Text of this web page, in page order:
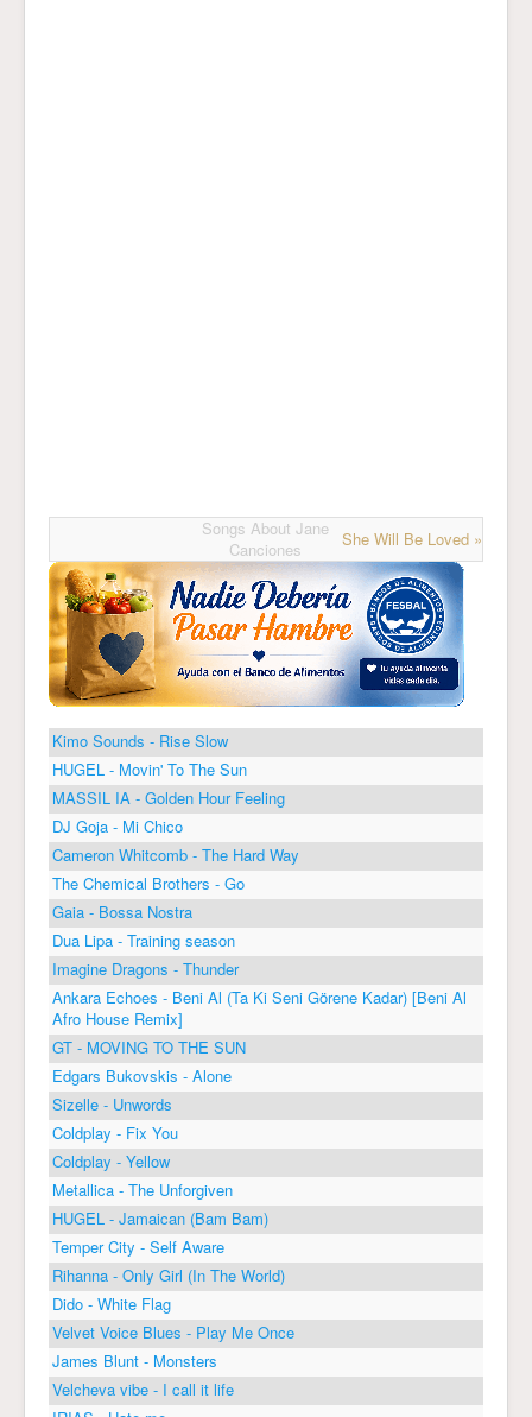
Songs About Jane
Canciones
She Will Be Loved »
Kimo Sounds - Rise Slow
HUGEL - Movin' To The Sun
MASSIL IA - Golden Hour Feeling
DJ Goja - Mi Chico
Cameron Whitcomb - The Hard Way
The Chemical Brothers - Go
Gaia - Bossa Nostra
Dua Lipa - Training season
Imagine Dragons - Thunder
Ankara Echoes - Beni Al (Ta Ki Seni Görene Kadar) [Beni Al
Afro House Remix]
GT - MOVING TO THE SUN
Edgars Bukovskis - Alone
Sizelle - Unwords
Coldplay - Fix You
Coldplay - Yellow
Metallica - The Unforgiven
HUGEL - Jamaican (Bam Bam)
Temper City - Self Aware
Rihanna - Only Girl (In The World)
Dido - White Flag
Velvet Voice Blues - Play Me Once
James Blunt - Monsters
Velcheva vibe - I call it life